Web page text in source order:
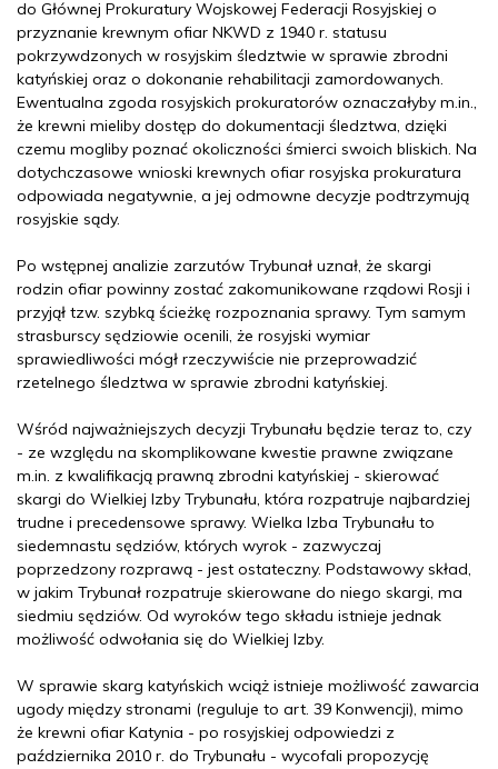
do Głównej Prokuratury Wojskowej Federacji Rosyjskiej o
przyznanie krewnym ofiar NKWD z 1940 r. statusu
pokrzywdzonych w rosyjskim śledztwie w sprawie zbrodni
katyńskiej oraz o dokonanie rehabilitacji zamordowanych.
Ewentualna zgoda rosyjskich prokuratorów oznaczałyby m.in.,
że krewni mieliby dostęp do dokumentacji śledztwa, dzięki
czemu mogliby poznać okoliczności śmierci swoich bliskich. Na
dotychczasowe wnioski krewnych ofiar rosyjska prokuratura
odpowiada negatywnie, a jej odmowne decyzje podtrzymują
rosyjskie sądy.
Po wstępnej analizie zarzutów Trybunał uznał, że skargi
rodzin ofiar powinny zostać zakomunikowane rządowi Rosji i
przyjął tzw. szybką ścieżkę rozpoznania sprawy. Tym samym
strasburscy sędziowie ocenili, że rosyjski wymiar
sprawiedliwości mógł rzeczywiście nie przeprowadzić
rzetelnego śledztwa w sprawie zbrodni katyńskiej.
Wśród najważniejszych decyzji Trybunału będzie teraz to, czy
- ze względu na skomplikowane kwestie prawne związane
m.in. z kwalifikacją prawną zbrodni katyńskiej - skierować
skargi do Wielkiej Izby Trybunału, która rozpatruje najbardziej
trudne i precedensowe sprawy. Wielka Izba Trybunału to
siedemnastu sędziów, których wyrok - zazwyczaj
poprzedzony rozprawą - jest ostateczny. Podstawowy skład,
w jakim Trybunał rozpatruje skierowane do niego skargi, ma
siedmiu sędziów. Od wyroków tego składu istnieje jednak
możliwość odwołania się do Wielkiej Izby.
W sprawie skarg katyńskich wciąż istnieje możliwość zawarcia
ugody między stronami (reguluje to art. 39 Konwencji), mimo
że krewni ofiar Katynia - po rosyjskiej odpowiedzi z
października 2010 r. do Trybunału - wycofali propozycję